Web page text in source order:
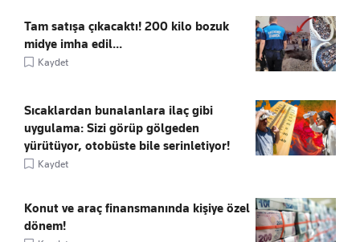
Tam satışa çıkacaktı! 200 kilo bozuk
midye imha edil...
Kaydet
Sıcaklardan bunalanlara ilaç gibi
uygulama: Sizi görüp gölgeden
yürütüyor, otobüste bile serinletiyor!
Kaydet
Konut ve araç finansmanında kişiye özel
dönem!